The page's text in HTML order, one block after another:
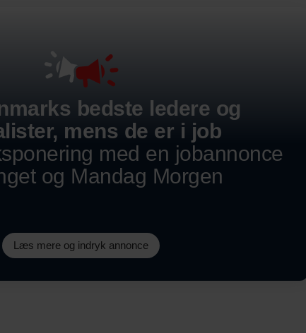
bedste ledere og
mens de er i job
med en jobannonce
og Mandag Morgen
Læs mere og indryk annonce